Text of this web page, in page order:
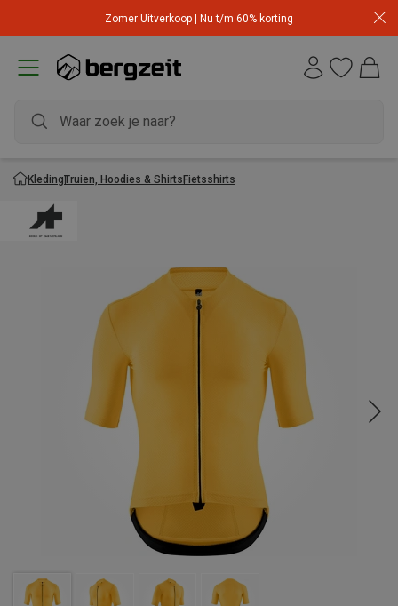
Zomer Uitverkoop | Nu t/m 60% korting
KledingTruien, Hoodies & ShirtsFietsshirts